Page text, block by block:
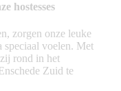
hostesses
zorgen onze leuke
speciaal voelen. Met
rond in het
Zuid te